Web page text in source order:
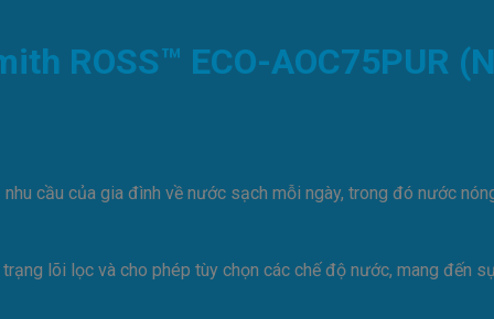
ROSS™ ECO-AOC75PUR
cầu của gia đình về nước sạch mỗi ngày, trong đó nước
lõi lọc và cho phép tùy chọn các chế độ nước, mang đến